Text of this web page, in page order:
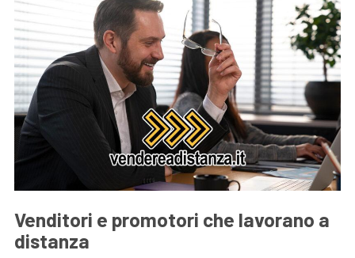
Venditori e promotori che lavorano a
distanza